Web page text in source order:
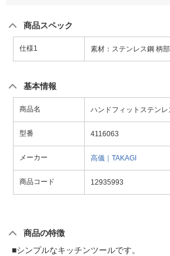
商品スペック
仕様1 素材：ステンレス鋼 柄
基本情報
商品名 ハンドフィットステン
型番 4116063
メーカー 高儀｜TAKAGI
商品コード 12935993
商品の特徴
■シンプルなキッチンツールです。